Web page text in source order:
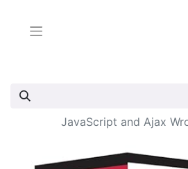
JavaScript and Ajax